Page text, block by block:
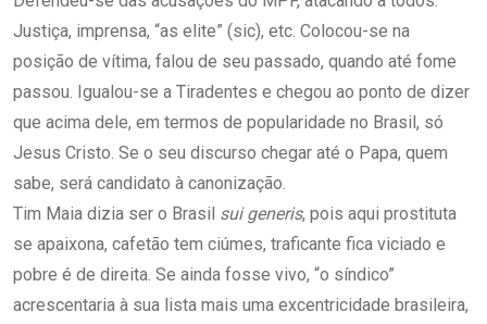
Justiça, imprensa, “as elite” (sic), etc. Colocou-se na
posição de vítima, falou de seu passado, quando até fome
passou. Igualou-se a Tiradentes e chegou ao ponto de dizer
que acima dele, em termos de popularidade no Brasil, só
Jesus Cristo. Se o seu discurso chegar até o Papa, quem
sabe, será candidato à canonização.
Tim Maia dizia ser o Brasil sui generis, pois aqui prostituta
se apaixona, cafetão tem ciúmes, traficante fica viciado e
pobre é de direita. Se ainda fosse vivo, “o síndico”
acrescentaria à sua lista mais uma excentricidade brasileira,